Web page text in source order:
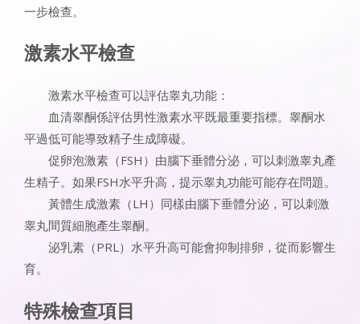
一步檢查。
激素水平檢查
激素水平檢查可以評估睾丸功能：
血清睾酮係評估男性激素水平既最重要指標。睾酮水
平過低可能導致精子生成障礙。
促卵泡激素（FSH）由腦下垂體分泌，可以刺激睾丸產
生精子。如果FSH水平升高，提示睾丸功能可能存在問題。
黃體生成激素（LH）同樣由腦下垂體分泌，可以刺激
睾丸間質細胞產生睾酮。
泌乳素（PRL）水平升高可能會抑制排卵，從而影響生
育。
特殊檢查項目